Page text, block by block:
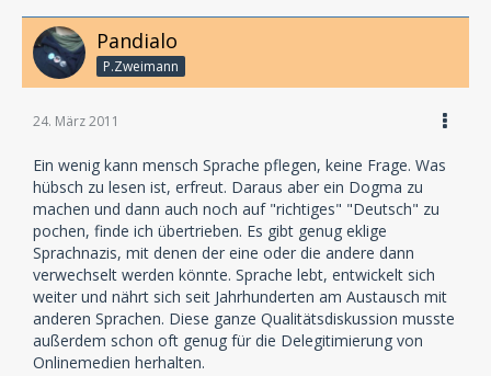
Pandialo
P.Zweimann
24. März 2011
Ein wenig kann mensch Sprache pflegen, keine Frage. Was
hübsch zu lesen ist, erfreut. Daraus aber ein Dogma zu
machen und dann auch noch auf "richtiges" "Deutsch" zu
pochen, finde ich übertrieben. Es gibt genug eklige
Sprachnazis, mit denen der eine oder die andere dann
verwechselt werden könnte. Sprache lebt, entwickelt sich
weiter und nährt sich seit Jahrhunderten am Austausch mit
anderen Sprachen. Diese ganze Qualitätsdiskussion musste
außerdem schon oft genug für die Delegitimierung von
Onlinemedien herhalten.